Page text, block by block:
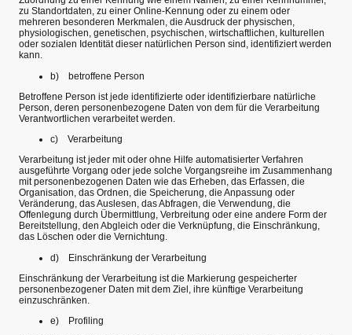
zu Standortdaten, zu einer Online-Kennung oder zu einem oder
mehreren besonderen Merkmalen, die Ausdruck der physischen,
physiologischen, genetischen, psychischen, wirtschaftlichen, kulturellen
oder sozialen Identität dieser natürlichen Person sind, identifiziert werden
kann.
b) betroffene Person
Betroffene Person ist jede identifizierte oder identifizierbare natürliche
Person, deren personenbezogene Daten von dem für die Verarbeitung
Verantwortlichen verarbeitet werden.
c) Verarbeitung
Verarbeitung ist jeder mit oder ohne Hilfe automatisierter Verfahren
ausgeführte Vorgang oder jede solche Vorgangsreihe im Zusammenhang
mit personenbezogenen Daten wie das Erheben, das Erfassen, die
Organisation, das Ordnen, die Speicherung, die Anpassung oder
Veränderung, das Auslesen, das Abfragen, die Verwendung, die
Offenlegung durch Übermittlung, Verbreitung oder eine andere Form der
Bereitstellung, den Abgleich oder die Verknüpfung, die Einschränkung,
das Löschen oder die Vernichtung.
d) Einschränkung der Verarbeitung
Einschränkung der Verarbeitung ist die Markierung gespeicherter
personenbezogener Daten mit dem Ziel, ihre künftige Verarbeitung
einzuschränken.
e) Profiling